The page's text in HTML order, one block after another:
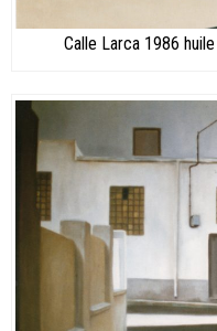
Calle Larca 1986